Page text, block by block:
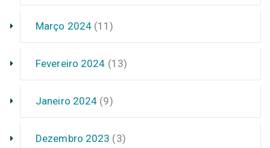
Março 2024 (11)
Fevereiro 2024 (13)
Janeiro 2024 (9)
Dezembro 2023 (3)